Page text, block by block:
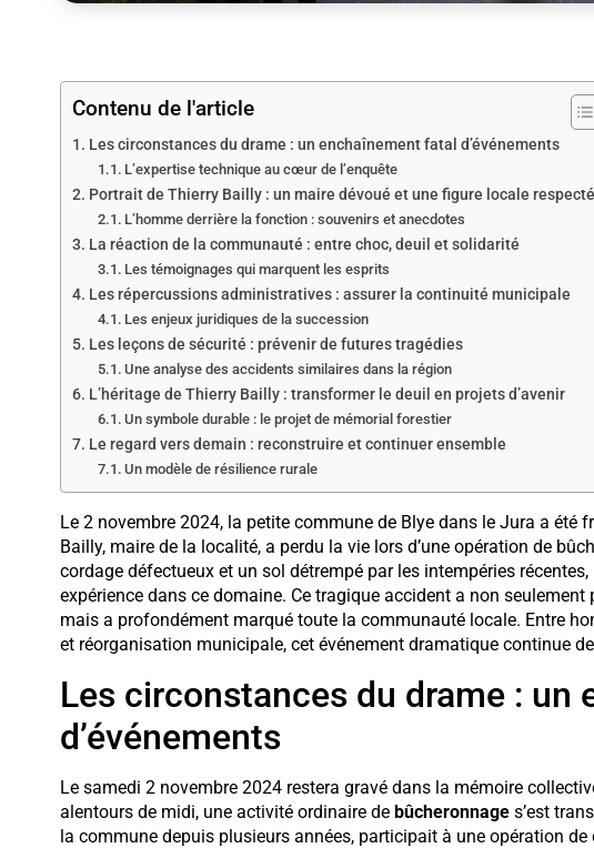
Contenu de l'article
Les circonstances du drame : un enchaînement fatal d’événements
L’expertise technique au cœur de l’enquête
Portrait de Thierry Bailly : un maire dévoué et une figure locale
L’homme derrière la fonction : souvenirs et anecdotes
La réaction de la communauté : entre choc, deuil et solidarité
Les témoignages qui marquent les esprits
Les répercussions administratives : assurer la continuité municipale
Les enjeux juridiques de la succession
Les leçons de sécurité : prévenir de futures tragédies
Une analyse des accidents similaires dans la région
L’héritage de Thierry Bailly : transformer le deuil en projets d’avenir
Un symbole durable : le projet de mémorial forestier
Le regard vers demain : reconstruire et continuer ensemble
Un modèle de résilience rurale
Le 2 novembre 2024, la petite commune de Blye dans le Jura a été
Bailly, maire de la localité, a perdu la vie lors d’une opération de
cordage défectueux et un sol détrempé par les intempéries
expérience dans ce domaine. Ce tragique accident a non
mais a profondément marqué toute la communauté locale. Entre
et réorganisation municipale, cet événement dramatique continue
Les circonstances du drame : un
d’événements
Le samedi 2 novembre 2024 restera gravé dans la mémoire
alentours de midi, une activité ordinaire de bûcheronnages’est
la commune depuis plusieurs années, participait à une opération